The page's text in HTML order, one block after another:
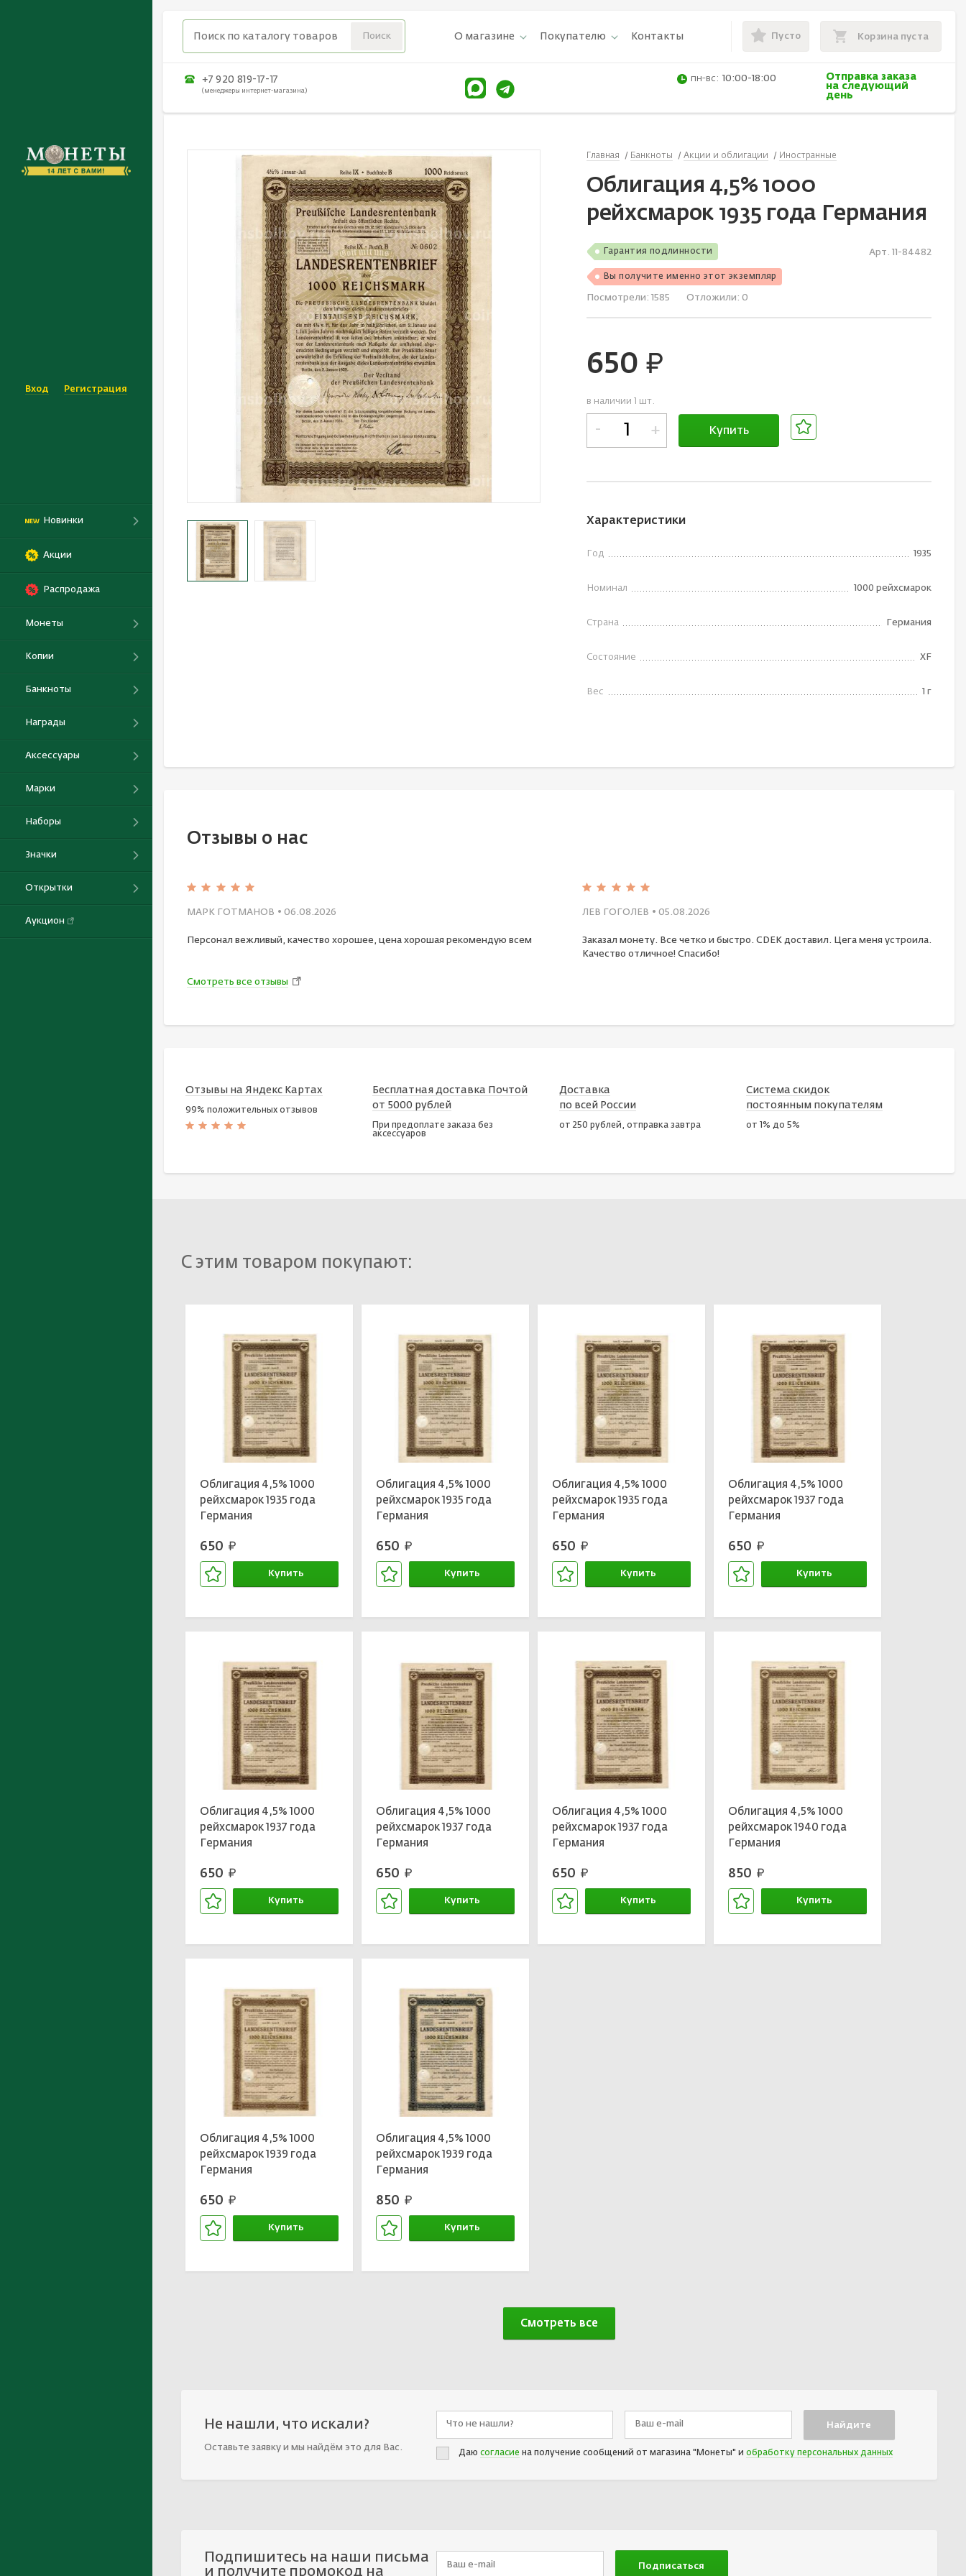
Вход Регистрация
Новинки
Акции
Распродажа
Монеты
Копии
Банкноты
Награды
Аксессуары
Марки
Наборы
Значки
Открытки
Аукцион
О магазине Покупателю Контакты Пусто Корзина пуста
+7 920 819-17-17
(менеджеры интернет-магазина)
пн-вс: 10:00-18:00
Отправка заказа
на следующий
день
Главная Банкноты Акции и облигации Иностранные
Облигация 4,5% 1000
рейхсмарок 1935 года Германия
Гарантия подлинности
Вы получите именно этот экземпляр
Арт. 11-84482
Посмотрели: 1585 Отложили: 0
650 руб.
в наличии 1 шт.
- + Купить
Характеристики
Год 1935
Номинал 1000 рейхсмарок
Страна Германия
Состояние XF
Вес 1 г
Отзывы о нас
МАРК ГОТМАНОВ • 06.08.2026
Персонал вежливый, качество хорошее, цена хорошая рекомендую всем
ЛЕВ ГОГОЛЕВ • 05.08.2026
Заказал монету. Все четко и быстро. CDEK доставил. Цега меня устроила.
Качество отличное! Спасибо!
Смотреть все отзывы
Отзывы на Яндекс Картах
99% положительных отзывов
Бесплатная доставка Почтой
от 5000 рублей
При предоплате заказа без
аксессуаров
Доставка
по всей России
от 250 рублей, отправка завтра
Система скидок
постоянным покупателям
от 1% до 5%
С этим товаром покупают:
Облигация 4,5% 1000
рейхсмарок 1935 года
Германия
650 руб.
Купить
Облигация 4,5% 1000
рейхсмарок 1935 года
Германия
650 руб.
Купить
Облигация 4,5% 1000
рейхсмарок 1935 года
Германия
650 руб.
Купить
Облигация 4,5% 1000
рейхсмарок 1937 года
Германия
650 руб.
Купить
Облигация 4,5% 1000
рейхсмарок 1937 года
Германия
650 руб.
Купить
Облигация 4,5% 1000
рейхсмарок 1937 года
Германия
650 руб.
Купить
Облигация 4,5% 1000
рейхсмарок 1937 года
Германия
650 руб.
Купить
Облигация 4,5% 1000
рейхсмарок 1940 года
Германия
850 руб.
Купить
Облигация 4,5% 1000
рейхсмарок 1939 года
Германия
650 руб.
Купить
Облигация 4,5% 1000
рейхсмарок 1939 года
Германия
850 руб.
Купить
Смотреть все
Не нашли, что искали?
Оставьте заявку и мы найдём это для Вас.
Даю согласие на получение сообщений от магазина "Монеты" и обработку персональных данных
Подпишитесь на наши письма
и получите промокод на